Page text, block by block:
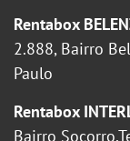
Rentabox
2.888, Bairro
Paulo
Rentabox
Bairro